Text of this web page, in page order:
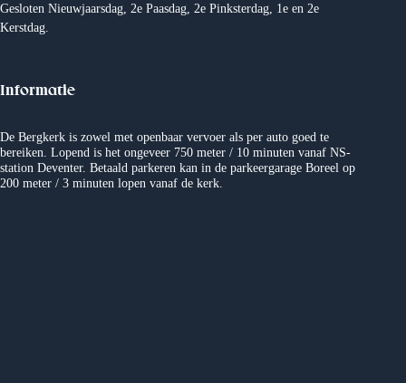
Gesloten Nieuwjaarsdag, 2e Paasdag, 2e Pinksterdag, 1e en 2e
Kerstdag.
Informatie
De Bergkerk is zowel met openbaar vervoer als per auto goed te
bereiken. Lopend is het ongeveer 750 meter / 10 minuten vanaf NS-
station Deventer. Betaald parkeren kan in de parkeergarage Boreel op
200 meter / 3 minuten lopen vanaf de kerk.